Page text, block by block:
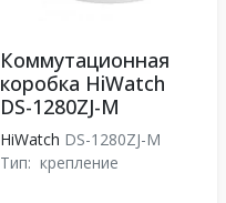
Коммутационная
коробка HiWatch
DS-1280ZJ-M
HiWatch DS-1280ZJ-M
Тип: крепление